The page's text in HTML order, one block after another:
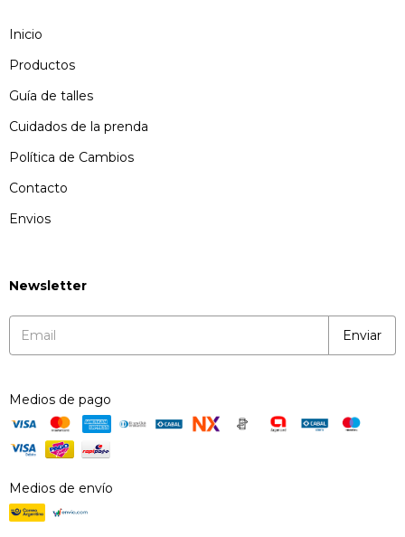
Inicio
Productos
Guía de talles
Cuidados de la prenda
Política de Cambios
Contacto
Envios
Newsletter
Medios de pago
Medios de envío